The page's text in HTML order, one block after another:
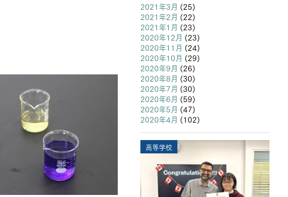
2021年3月 (25)
2021年2月 (22)
2021年1月 (23)
2020年12月 (23)
2020年11月 (24)
2020年10月 (29)
2020年9月 (26)
2020年8月 (30)
2020年7月 (30)
2020年6月 (59)
2020年5月 (47)
2020年4月 (102)
高等学校